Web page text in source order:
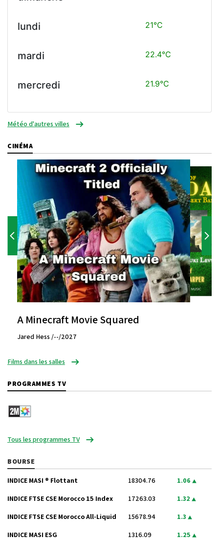
lundi 21°C
mardi 22.4°C
mercredi 21.9°C
Météo d'autres villes
CINÉMA
A Minecraft Movie Squared
Jared Hess /--/2027
Films dans les salles
PROGRAMMES TV
Tous les programmes TV
BOURSE
INDICE MASI ® Flottant 18304.76 1.06
INDICE FTSE CSE Morocco 15 Index 17263.03 1.32
INDICE FTSE CSE Morocco All-Liquid 15678.94 1.3
INDICE MASI ESG 1316.09 1.25